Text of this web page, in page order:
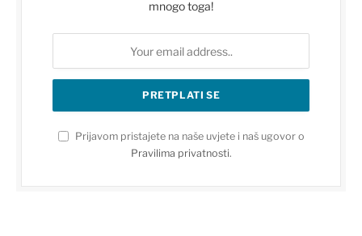
mnogo toga!
Prijavom pristajete na naše uvjete i naš ugovor o
Pravilima privatnosti.